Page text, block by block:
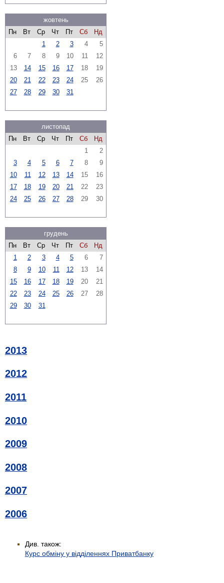
жовтень
Пн
Вт Ср Чт Пт Сб
Нд
1
2 3 4
5
6
7 8 9 10 11
12
13
14 15 16 17 18
19
20
21 22 23 24 25
26
27
28 29 30 31
листопад
Пн
Вт Ср Чт Пт Сб
Нд
1
2
3
4 5 6 7 8
9
10
11 12 13 14 15
16
17
18 19 20 21 22
23
24
25 26 27 28 29 30
грудень
Пн
Вт Ср Чт Пт Сб
Нд
1
2 3 4 5 6
7
8
9 10 11 12 13
14
15
16 17 18 19 20
21
22
23 24 25 26 27
28
29
30 31
2013
2012
2011
2010
2009
2008
2007
2006
Див. також:
Курс обміну у відділеннях Приватбанку